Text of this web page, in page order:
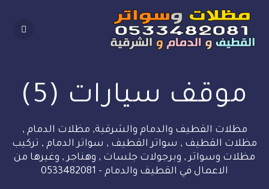
to
content
موقف سيارات (5)
مظلات القطيف والدمام والشرقية, مظلات الدمام ,
مظلات القطيف , سواتر القطيف , سواتر الدمام , تركيب
مظلات وسواتر , وبرجولات جلسات , وهناجر , وغيرها من
الاعمال في القطيف والدمام - 0533482081